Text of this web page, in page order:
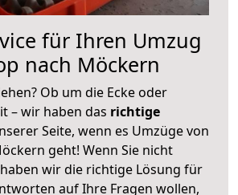
für Ihren Umzug
nach Möckern
Ob um die Ecke oder
– wir haben das richtige
Seite, wenn es Umzüge von
geht! Wenn Sie nicht
wir die richtige Lösung für
auf Ihre Fragen wollen,